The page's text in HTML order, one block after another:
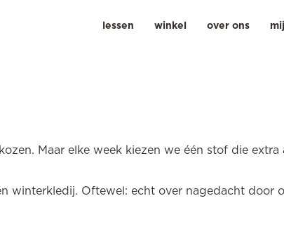
lessen winkel over ons
Maar elke week kiezen we één stof die extra
winterkledij. Oftewel: echt over nagedacht door